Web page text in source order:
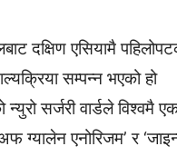
दक्षिण एसियामै
सम्पन्न भएको हो
सर्जरी वार्डले विश्वमै
ग्यालेन एनोरिजम’ र